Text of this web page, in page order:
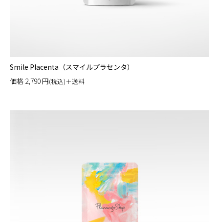
Smile Placenta（スマイルプラセンタ）
価格 2,790円(税込)＋送料